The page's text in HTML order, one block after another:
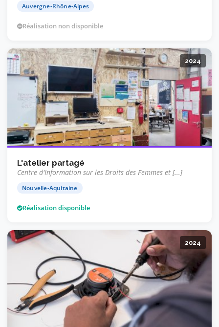
Auvergne-Rhône-Alpes
Réalisation non disponible
2024
L'atelier partagé
Centre d'Information sur les Droits des Femmes et [...]
Nouvelle-Aquitaine
Réalisation disponible
2024